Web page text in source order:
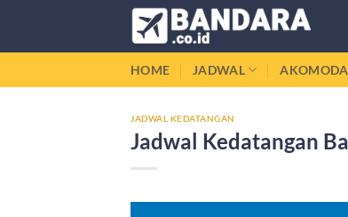
content
HOME JADWAL
JADWAL KEDATANGAN
Jadwal Kedatangan